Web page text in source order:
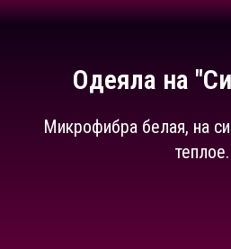
Одеяла на
Микрофибра белая, на
теплое.